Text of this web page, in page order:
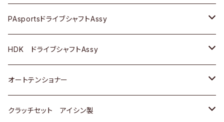
スバル
ＢＥＮＺ
スバル
三菱
スバル
マツダ
三菱
スバル
ダイハツ
マツダ
三菱
スバル
ダイハツ
マツダ
三菱
スバル
スズキ
日産
いすゞ
ダイハツ
ＢＥＮＺ
ＢＭＷ
GOLF
ＷＡＧＥＮ
ＢＥＮＺ
ＢＭＷ
ＷＡＧＥＮ
ＶＯＬＶＯ
PAsportsドライブシャフトAssy
トヨタ
ホンダ
スズキ
HDK ドライブシャフトAssy
スズキ
ダイハツ
オートテンショナー
トヨタ
クラッチセット アイシン製